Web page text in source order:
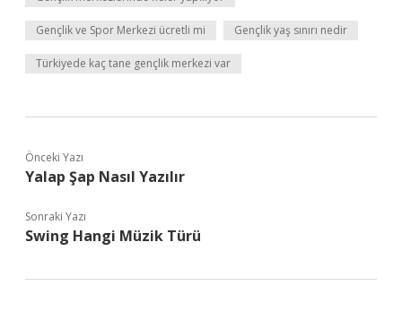
Gençlik ve Spor Merkezi ücretli mi Gençlik yaş sınırı nedir
Türkiyede kaç tane gençlik merkezi var
Önceki Yazı
Yalap Şap Nasıl Yazılır
Sonraki Yazı
Swing Hangi Müzik Türü